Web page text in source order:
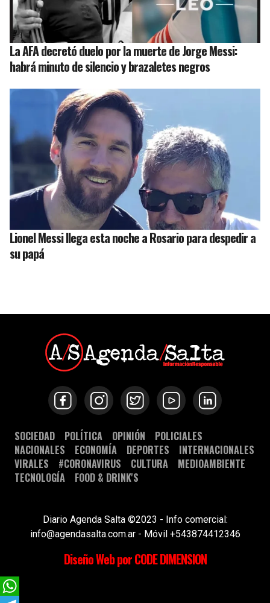
La AFA decretó duelo por la muerte de Jorge Messi:
habrá minuto de silencio y brazaletes negros
Lionel Messi llega esta noche a Rosario para despedir a
su papá
SOCIEDAD POLÍTICA OPINIÓN
POLICIALES
NACIONALES
ECONOMÍA DEPORTES
INTERNACIONALES
VIRALES
#CORONAVIRUS CULTURA
MEDIOAMBIENTE
TECNOLOGÍA
FOOD & DRINK'S
Diario Agenda Salta ©2023 - Info comercial:
info@agendasalta.com.ar - Móvil +543874412346
Diseño Web por CODE DIMENSION